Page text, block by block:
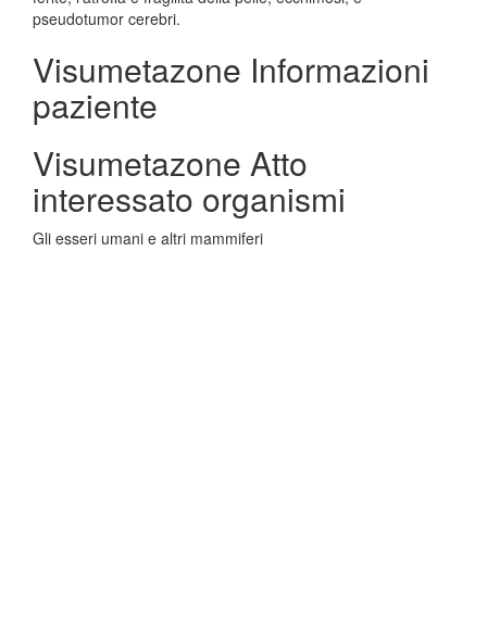
pseudotumor cerebri.
Visumetazone Informazioni
paziente
Visumetazone Atto
interessato organismi
Gli esseri umani e altri mammiferi